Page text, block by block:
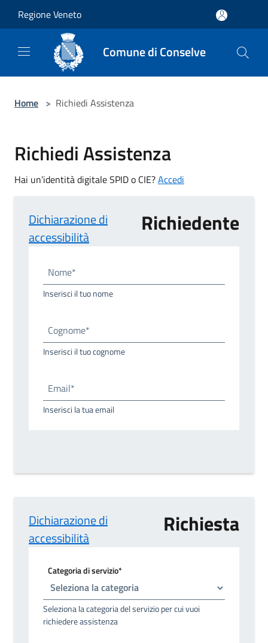
Regione Veneto
Comune di Conselve
Home > Richiedi Assistenza
Richiedi Assistenza
Hai un’identità digitale SPID o CIE?Accedi
Dichiarazione di
accessibilità
Richiedente
Nome*
Inserisci il tuo nome
Cognome*
Inserisci il tuo cognome
Email*
Inserisci la tua email
Dichiarazione di
accessibilità
Richiesta
Categoria di servizio*
Seleziona la categoria del servizio per cui vuoi
richiedere assistenza